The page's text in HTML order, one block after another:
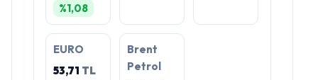
%1,08
EURO
53,71 TL
Brent
Petrol